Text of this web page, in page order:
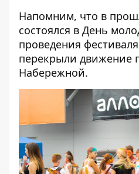
Напомним, что в
состоялся в День
проведения
перекрыли движение
Набережной.